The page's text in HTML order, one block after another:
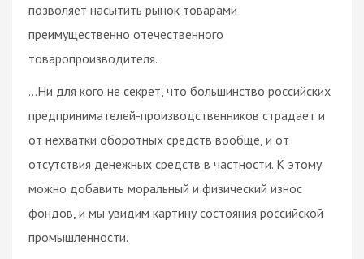
позволяет насытить рынок товарами
преимущественно отечественного
товаропроизводителя.
…Ни для кого не секрет, что большинство российских
предпринимателей-производственников страдает и
от нехватки оборотных средств вообще, и от
отсутствия денежных средств в частности. К этому
можно добавить моральный и физический износ
фондов, и мы увидим картину состояния российской
промышленности.